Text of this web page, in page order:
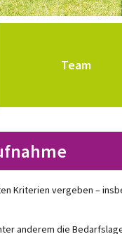
Team
Kriterien vergeben –
anderem die